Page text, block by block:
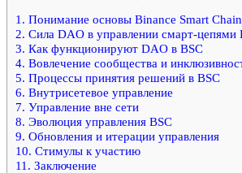
1. Понимание основы Binance Smart Chain
2. Сила DAO в управлении смарт-цепями
3. Как функционируют DAO в BSC
4. Вовлечение сообщества и
5. Процессы принятия решений в BSC
6. Внутрисетевое управление
7. Управление вне сети
8. Эволюция управления BSC
9. Обновления и итерации управления
10. Стимулы к участию
11. Заключение